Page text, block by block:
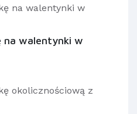
na walentynki w